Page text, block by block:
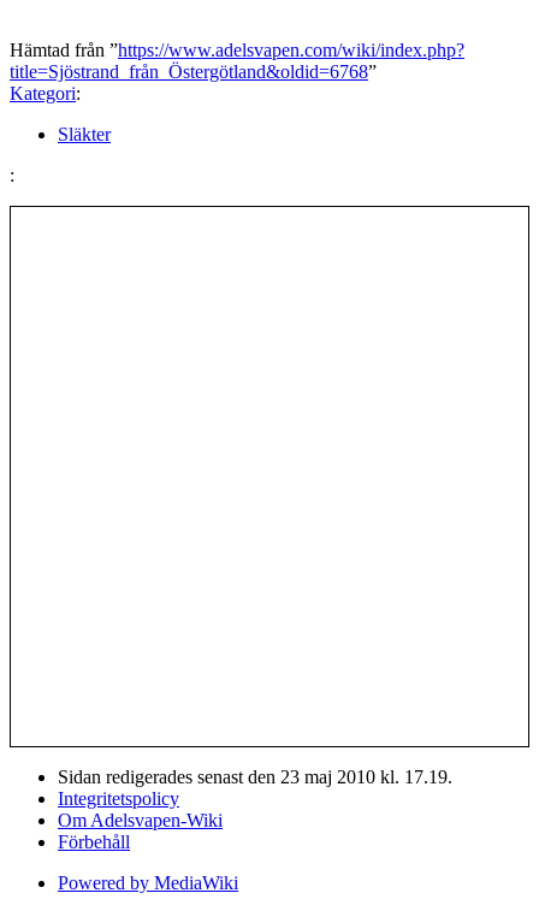
Hämtad från ”https://www.adelsvapen.com/wiki/index.php?
title=Sjöstrand_från_Östergötland&oldid=6768”
Kategori:
Släkter
:
Sidan redigerades senast den 23 maj 2010 kl. 17.19.
Integritetspolicy
Om Adelsvapen-Wiki
Förbehåll
Powered by MediaWiki